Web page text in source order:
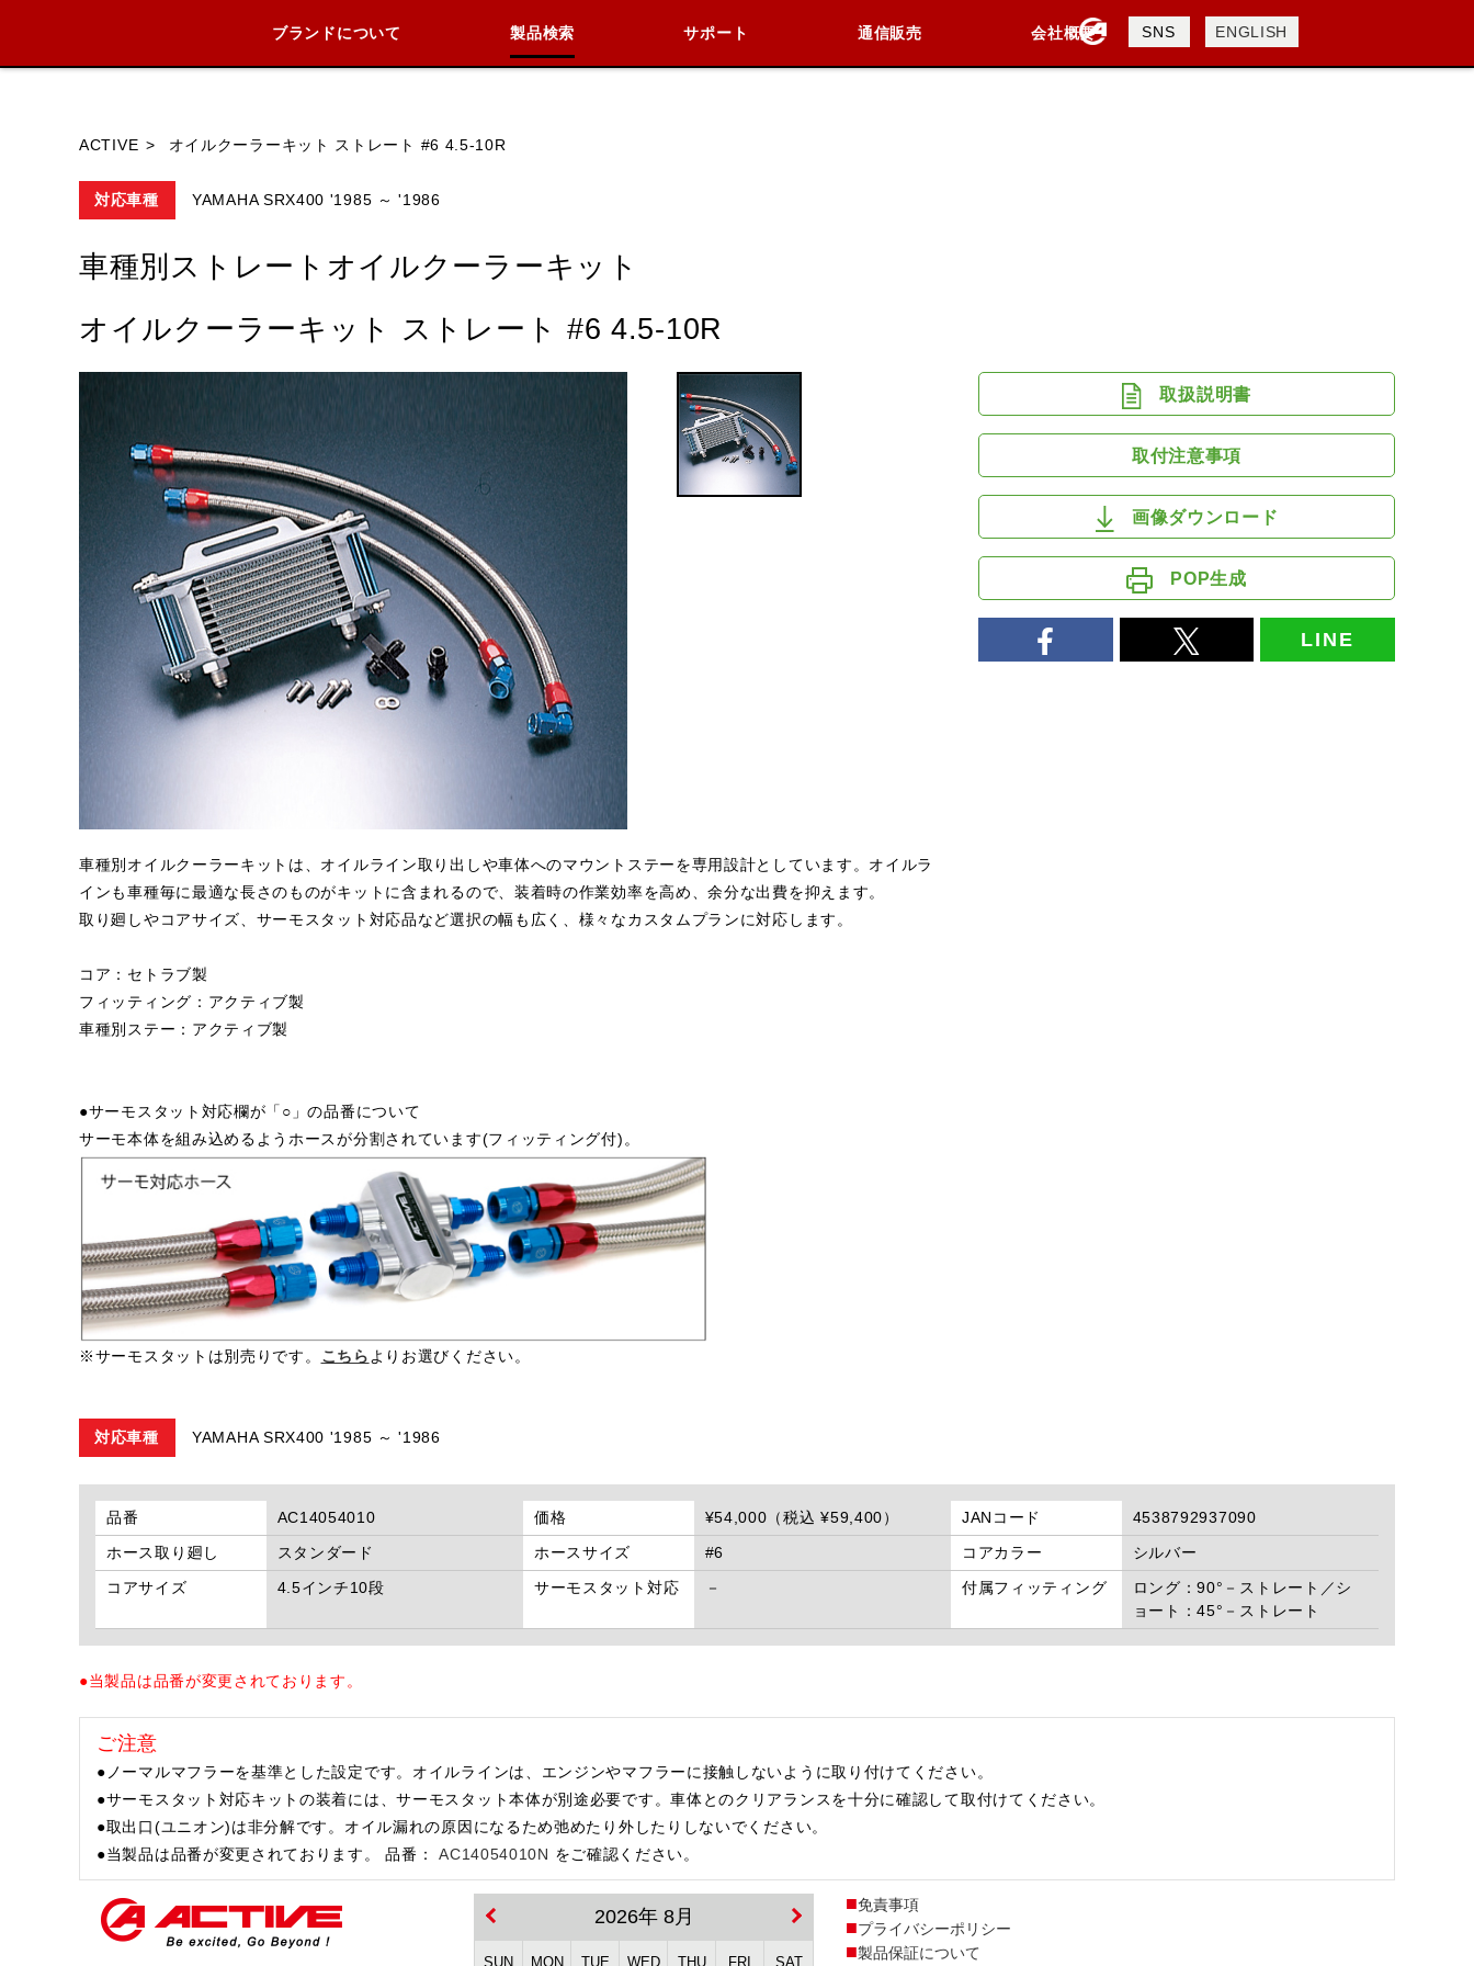
ブランドについて 製品検索 サポート 通信販売 会社概要
会社概要
採用情報
SNS ENGLISH
ACTIVE オイルクーラーキット ストレート #6 4.5-10R
対応車種 YAMAHA SRX400 '1985 ～ '1986
車種別ストレートオイルクーラーキット
オイルクーラーキット ストレート #6 4.5-10R
車種別オイルクーラーキットは、オイルライン取り出しや車体へのマウントステーを専用設計としています。オイルラ
インも車種毎に最適な長さのものがキットに含まれるので、装着時の作業効率を高め、余分な出費を抑えます。
取り廻しやコアサイズ、サーモスタット対応品など選択の幅も広く、様々なカスタムプランに対応します。
コア：セトラブ製
フィッティング：アクティブ製
車種別ステー：アクティブ製
●サーモスタット対応欄が「○」の品番について
サーモ本体を組み込めるようホースが分割されています(フィッティング付)。
※サーモスタットは別売りです。 こちらよりお選びください。
取扱説明書
取付注意事項
画像ダウンロード
POP生成
LINE
対応車種 YAMAHA SRX400 '1985 ～ '1986
品番 AC14054010 価格 ¥54,000（税込 ¥59,400） JANコード
4538792937090
ホース取り廻し
スタンダード ホースサイズ #6 コアカラー
シルバー
コアサイズ
4.5インチ10段 サーモスタット対応 － 付属フィッティング
ロング：90°－ストレート／シ
ョート：45°－ストレート
●当製品は品番が変更されております。
ご注意
●ノーマルマフラーを基準とした設定です。オイルラインは、エンジンやマフラーに接触しないように取り付けてください。
●サーモスタット対応キットの装着には、サーモスタット本体が別途必要です。車体とのクリアランスを十分に確認して取付けてください。
●取出口(ユニオン)は非分解です。オイル漏れの原因になるため弛めたり外したりしないでください。
●当製品は品番が変更されております。 品番：AC14054010N をご確認ください。
2026年 8月
SUN MON TUE WED THU FRI SAT
免責事項
プライバシーポリシー
製品保証について